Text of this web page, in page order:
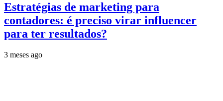
Estratégias de marketing para
contadores: é preciso virar influencer
para ter resultados?
3 meses ago